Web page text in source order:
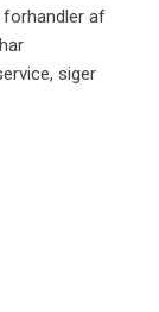
forhandler af
siger